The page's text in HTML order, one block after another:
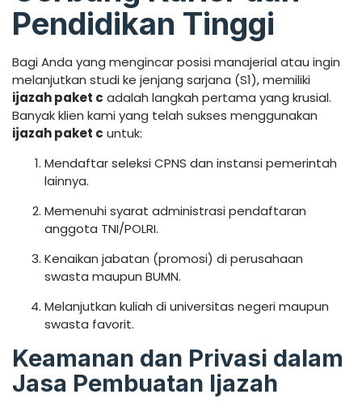
Pendidikan Tinggi
Bagi Anda yang mengincar posisi manajerial atau ingin
melanjutkan studi ke jenjang sarjana (S1), memiliki
ijazah paket c adalah langkah pertama yang krusial.
Banyak klien kami yang telah sukses menggunakan
ijazah paket c untuk:
Mendaftar seleksi CPNS dan instansi pemerintah
lainnya.
Memenuhi syarat administrasi pendaftaran
anggota TNI/POLRI.
Kenaikan jabatan (promosi) di perusahaan
swasta maupun BUMN.
Melanjutkan kuliah di universitas negeri maupun
swasta favorit.
Keamanan dan Privasi dalam
Jasa Pembuatan Ijazah